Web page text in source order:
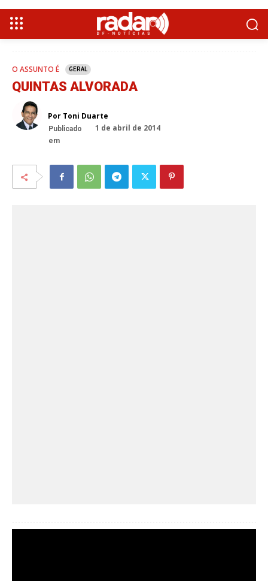
O ASSUNTO É GERAL
QUINTAS ALVORADA
Por Toni Duarte
Publicado
em
1 de abril de 2014